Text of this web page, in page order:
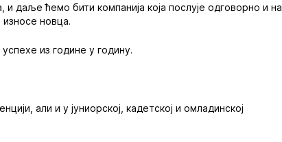
даље ћемо бити компанија која послује одговорно и на
новца.
из године у годину.
али и у јуниорској, кадетској и омладинској